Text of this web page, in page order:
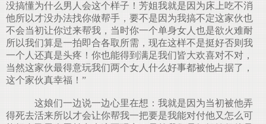
没搞懂为什么男人会这个样子！芳姐我就是因为床上吃不消
他所以才没办法找你做帮手，要不是因为我搞不定这家伙也
不会当初让你过来帮我，当时你一个单身女人也是欲火难耐
所以我们算是一拍即合各取所需，现在这样不是挺好否则我
一个人还真是头疼！你也能得到满足我们皆大欢喜对不对，
当然这家伙最得意玩我们两个女人什么好事都被他占据了，
这个家伙真幸福！”
这娘们一边说一边心里在想：我就是因为当初被他弄
得死去活来所以才会让你帮我一把要是我能对付他又怎么可